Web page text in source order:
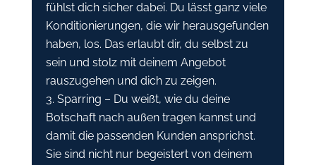
fühlst dich sicher dabei. Du lässt ganz viele
Konditionierungen, die wir herausgefunden
haben, los. Das erlaubt dir, du selbst zu
sein und stolz mit deinem Angebot
rauszugehen und dich zu zeigen.
Sparring – Du weißt, wie du deine
Botschaft nach außen tragen kannst und
damit die passenden Kunden ansprichst.
Sie sind nicht nur begeistert von deinem